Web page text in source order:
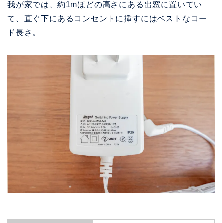
我が家では、約1mほどの高さにある出窓に置いてい
て、直ぐ下にあるコンセントに挿すにはベストなコー
ド長さ。